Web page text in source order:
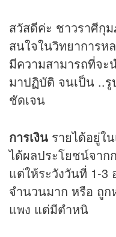
สวัสดีค่ะ ชาวราศีกุ
สนใจในวิทยาการห
มีความสามารถที่จะ
มาปฏิบัติ จนเป็น ..รู
ชัดเจน
การเงิน รายได้อยู่ใ
ได้ผลประโยชน์จา
แต่ให้ระวังวันที่ 1-3
จำนวนมาก หรือ ถูก
แพง แต่มีตำหนิ